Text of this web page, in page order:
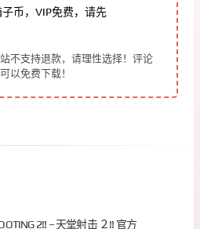
子币，VIP免费，请先
不支持退款，请理性选择！评论
以免费下载！
2!! – 天堂射击 ２!! 官方